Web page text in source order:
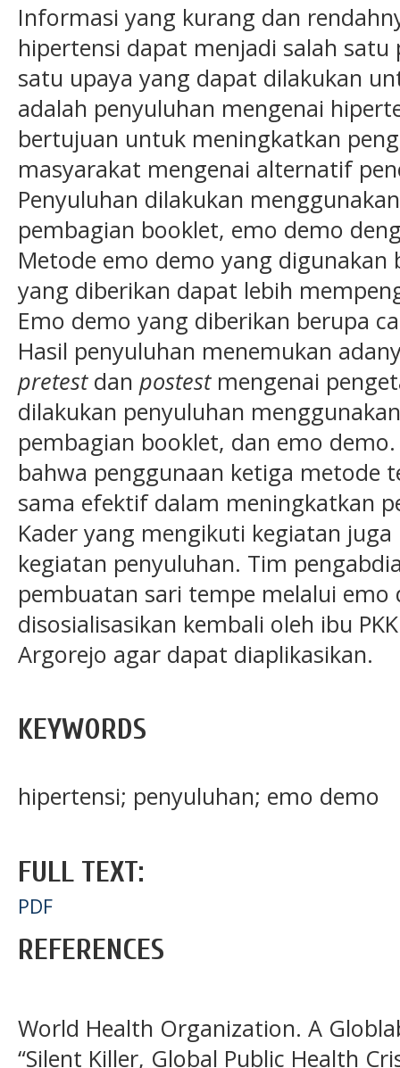
Informasi yang kurang dan
hipertensi dapat menjadi salah satu
satu upaya yang dapat dilakukan
adalah penyuluhan mengenai
bertujuan untuk meningkatkan
masyarakat mengenai alternatif
Penyuluhan dilakukan
pembagian booklet, emo demo
Metode emo demo yang
yang diberikan dapat lebih
Emo demo yang diberikan berupa
Hasil penyuluhan menemukan
pretestdan postestmengenai
dilakukan penyuluhan
pembagian booklet, dan emo
bahwa penggunaan ketiga metode
sama efektif dalam meningkatkan
Kader yang mengikuti kegiatan
kegiatan penyuluhan. Tim
pembuatan sari tempe melalui
disosialisasikan kembali oleh ibu
Argorejo agar dapat diaplikasikan.
KEYWORDS
hipertensi; penyuluhan; emo demo
FULL TEXT:
PDF
REFERENCES
World Health Organization. A
“Silent Killer, Global Public Health